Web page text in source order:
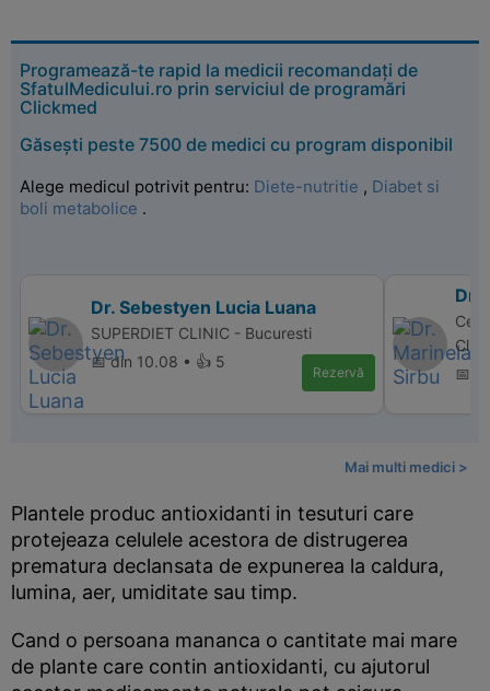
Programează-te rapid la medicii recomandați de
SfatulMedicului.ro prin serviciul de programări
Clickmed
Găsești peste 7500 de medici cu program disponibil
Alege medicul potrivit pentru: Diete-nutritie , Diabet si
boli metabolice .
Dr. Sebestyen Lucia Luana
SUPERDIET CLINIC - Bucuresti
📅 din 10.08 • 👍 5
Rezervă
Dr.
📅
Mai multi medici >
Plantele produc antioxidanti in tesuturi care
protejeaza celulele acestora de distrugerea
prematura declansata de expunerea la caldura,
lumina, aer, umiditate sau timp.
Cand o persoana mananca o cantitate mai mare
de plante care contin antioxidanti, cu ajutorul